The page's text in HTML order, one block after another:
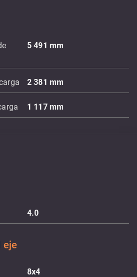
5 491 mm
2 381 mm
1 117 mm
4.0
eje
8x4